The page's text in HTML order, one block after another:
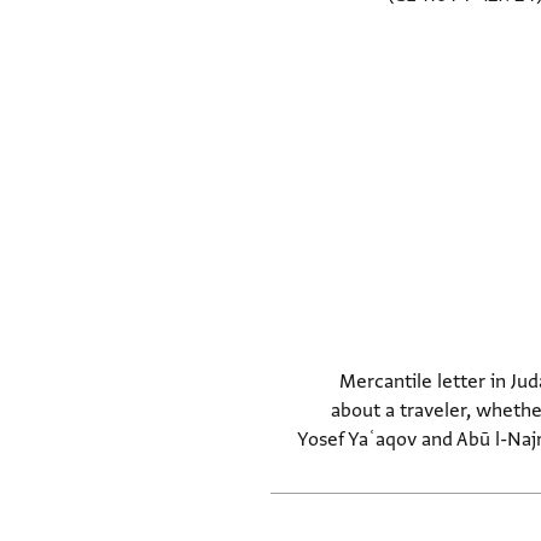
Mercantile letter in
about a traveler,
Yosef Yaʿaqov and Abū l-